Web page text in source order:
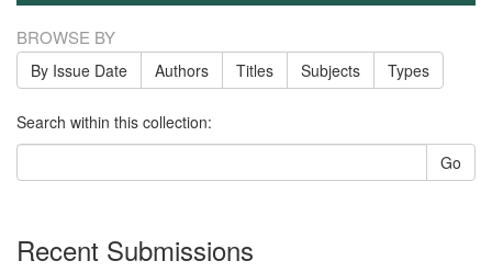
BROWSE BY
By Issue Date Authors Titles Subjects Types
Search within this collection:
Go
Recent Submissions